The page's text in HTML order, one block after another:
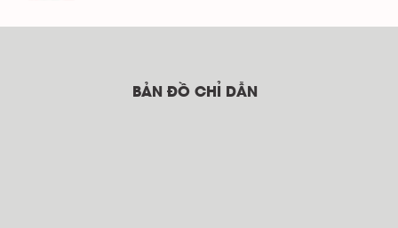
BẢN ĐỒ CHỈ DẪN